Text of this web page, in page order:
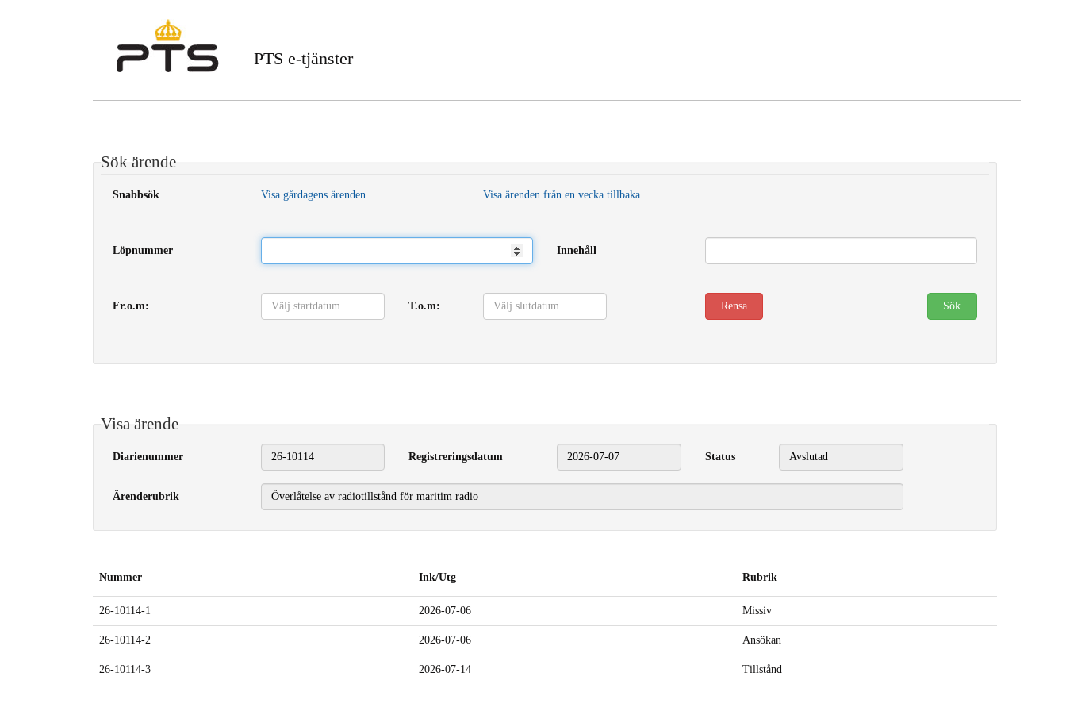
PTS e-tjänster
Sök ärende
Snabbsök Visa gårdagens ärenden Visa ärenden från en vecka tillbaka
Löpnummer Innehåll
Fr.o.m: T.o.m:
Visa ärende
Diarienummer Registreringsdatum 2026-07-07 Status
Ärenderubrik
Nummer Ink/Utg Rubrik
26-10114-1 2026-07-06 Missiv
26-10114-2 2026-07-06 Ansökan
26-10114-3 2026-07-14 Tillstånd